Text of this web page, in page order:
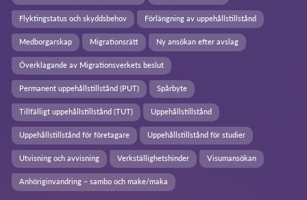
Anhöriginvandring – sambo och make/maka
Flyktingstatus och skyddsbehov Förlängning av uppehållstillstånd
Medborgarskap Migrationsrätt Ny ansökan efter avslag
Överklagande av Migrationsverkets beslut
Permanent uppehållstillstånd (PUT) Spårbyte
Tillfälligt uppehållstillstånd (TUT) Uppehållstillstånd
Uppehållstillstånd för företagare Uppehållstillstånd för studier
Utvisning och avvisning Verkställighetshinder Visumansökan